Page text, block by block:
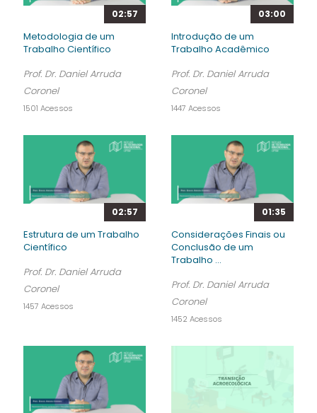
02:57
Metodologia de um
Trabalho Científico
Prof. Dr. Daniel Arruda
Coronel
1501 Acessos
03:00
Introdução de um
Trabalho Acadêmico
Prof. Dr. Daniel Arruda
Coronel
1447 Acessos
02:57
Estrutura de um Trabalho
Científico
Prof. Dr. Daniel Arruda
Coronel
1457 Acessos
01:35
Considerações Finais ou
Conclusão de um
Trabalho ...
Prof. Dr. Daniel Arruda
Coronel
1452 Acessos